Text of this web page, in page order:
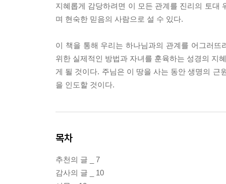
지혜롭게 감당하려면 이 모든 관계를 진리의 토대
며 현숙한 믿음의 사람으로 설 수 있다.
이 책을 통해 우리는 하나님과의 관계를 어그러
위한 실제적인 방법과 자녀를 훈육하는 성경의 지
게 될 것이다. 주님은 이 땅을 사는 동안 생명의 근
을 인도할 것이다.
목차
추천의 글 _ 7
감사의 글 _ 10